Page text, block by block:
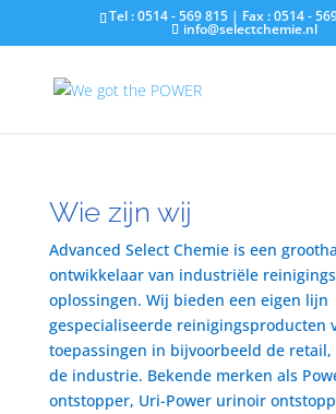
Tel : 0514 - 569 815 | Fax : 0514 -
info@selectchemie.nl
Wie zijn wij
Advanced Select Chemie is een
ontwikkelaar van industriële
oplossingen. Wij bieden een eigen lijn
gespecialiseerde reinigingsproducten
toepassingen in bijvoorbeeld de retail,
de industrie. Bekende merken als
ontstopper, Uri-Power urinoir